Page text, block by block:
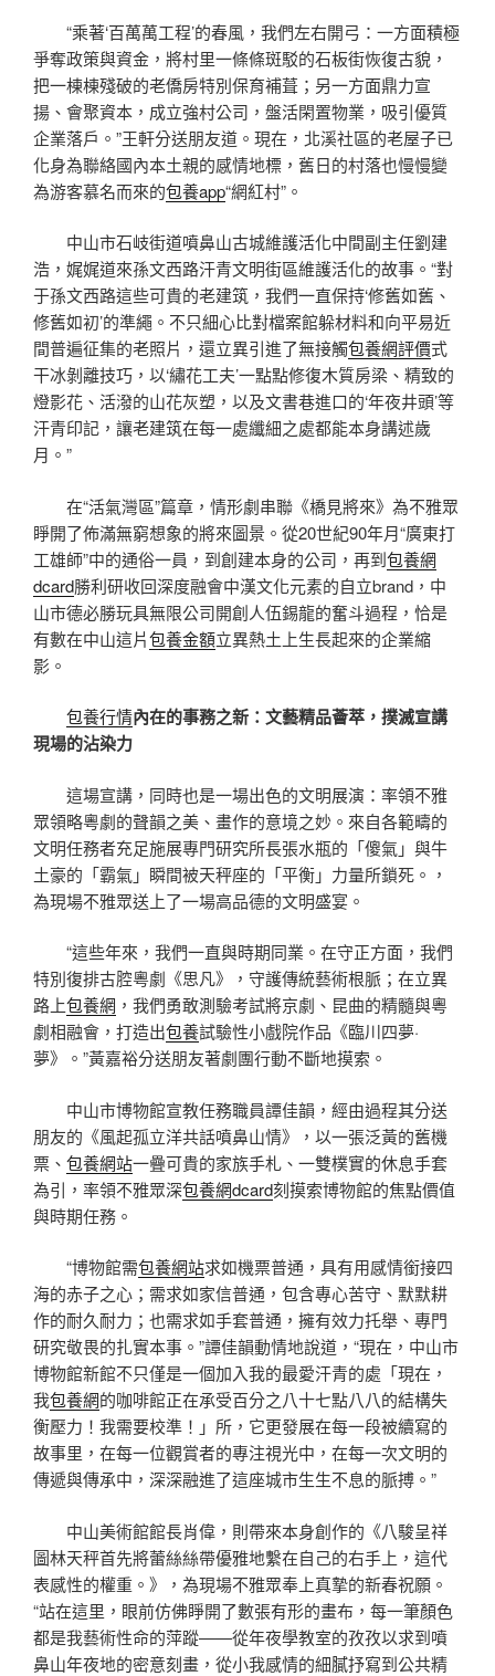
“乘著‘百萬萬工程’的春風，我們左右開弓：一方面積極
爭奪政策與資金，將村里一條條斑駁的石板街恢復古貌，
把一棟棟殘破的老僑房特別保育補葺；另一方面鼎力宣
揚、會聚資本，成立強村公司，盤活閑置物業，吸引優質
企業落戶。”王軒分送朋友道。現在，北溪社區的老屋子已
化身為聯絡國內本土親的感情地標，舊日的村落也慢慢變
為游客慕名而來的包養app“網紅村”。
中山市石岐街道噴鼻山古城維護活化中間副主任劉建
浩，娓娓道來孫文西路汗青文明街區維護活化的故事。“對
于孫文西路這些可貴的老建筑，我們一直保持‘修舊如舊、
修舊如初’的準繩。不只細心比對檔案館躲材料和向平易近
間普遍征集的老照片，還立異引進了無接觸包養網評價式
干冰剝離技巧，以‘繡花工夫’一點點修復木質房梁、精致的
燈影花、活潑的山花灰塑，以及文書巷進口的‘年夜井頭’等
汗青印記，讓老建筑在每一處纖細之處都能本身講述歲
月。”
在“活氣灣區”篇章，情形劇串聯《橋見將來》為不雅眾
睜開了佈滿無窮想象的將來圖景。從20世紀90年月“廣東打
工雄師”中的通俗一員，到創建本身的公司，再到包養網
dcard勝利研收回深度融會中漢文化元素的自立brand，中
山市德必勝玩具無限公司開創人伍錫龍的奮斗過程，恰是
有數在中山這片包養金額立異熱土上生長起來的企業縮
影。
包養行情內在的事務之新：文藝精品薈萃，撲滅宣講
現場的沾染力
這場宣講，同時也是一場出色的文明展演：率領不雅
眾領略粵劇的聲韻之美、畫作的意境之妙。來自各範疇的
文明任務者充足施展專門研究所長張水瓶的「傻氣」與牛
土豪的「霸氣」瞬間被天秤座的「平衡」力量所鎖死。，
為現場不雅眾送上了一場高品德的文明盛宴。
“這些年來，我們一直與時期同業。在守正方面，我們
特別復排古腔粵劇《思凡》，守護傳統藝術根脈；在立異
路上包養網 ，我們勇敢測驗考試將京劇、昆曲的精髓與粵
劇相融會，打造出包養試驗性小戲院作品《臨川四夢·
夢》。”黃嘉裕分送朋友著劇團行動不斷地摸索。
中山市博物館宣教任務職員譚佳韻，經由過程其分送
朋友的《風起孤立洋共話噴鼻山情》，以一張泛黃的舊機
票、 包養網站一疊可貴的家族手札、一雙樸實的休息手套
為引，率領不雅眾深包養網dcard刻摸索博物館的焦點價值
與時期任務。
“博物館需包養網站求如機票普通，具有用感情銜接四
海的赤子之心；需求如家信普通，包含專心苦守、默默耕
作的耐久耐力；也需求如手套普通，擁有效力托舉、專門
研究敬畏的扎實本事。”譚佳韻動情地說道，“現在，中山市
博物館新館不只僅是一個加入我的最愛汗青的處「現在，
我包養網的咖啡館正在承受百分之八十七點八八的結構失
衡壓力！我需要校準！」所，它更發展在每一段被續寫的
故事里，在每一位觀賞者的專注視光中，在每一次文明的
傳遞與傳承中，深深融進了這座城市生生不息的脈搏。”
中山美術館館長肖偉，則帶來本身創作的《八駿呈祥
圖林天秤首先將蕾絲絲帶優雅地繫在自己的右手上，這代
表感性的權重。》，為現場不雅眾奉上真摯的新春祝願。
“站在這里，眼前仿佛睜開了數張有形的畫布，每一筆顏色
都是我藝術性命的萍蹤——從年夜學教室的孜孜以求到噴
鼻山年夜地的密意刻畫，從小我感情的細膩抒寫到公共精